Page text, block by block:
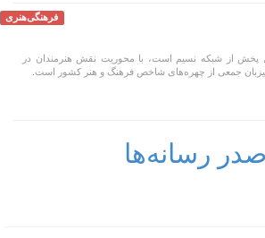
فرهنگی‌هنری
از شبکه نسیم است، با محوریت نقش هنرمندان در
میزبان جمعی از چهره‌های شاخص فرهنگ و هنر کشور است.
رسانه‌ها